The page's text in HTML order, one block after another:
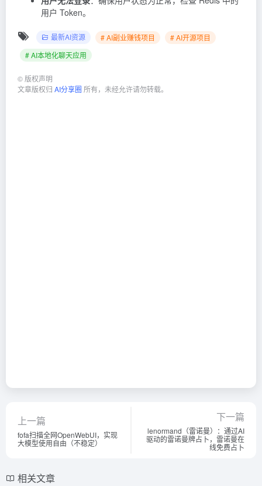
用户 Token。
最新AI资源 # AI副业赚钱项目
# AI开源项目
# AI本地化聊天应用
©版权声明
文章版权归 AI分享圈 所有，未经允许请勿转载。
上一篇
fofa扫描全网OpenWebUI，实现
大模型使用自由（不稳定）
下一篇
lenormand（雷诺曼）：通过AI
驱动的雷诺曼牌占卜，雷诺曼在
线免费占卜
相关文章